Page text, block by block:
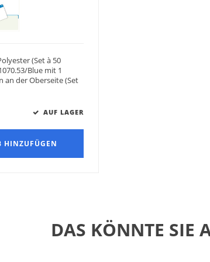
(Set à 50
Blue mit 1
an der Oberseite (Set
AUF LAGER
HINZUFÜGEN
DAS KÖNNTE SIE